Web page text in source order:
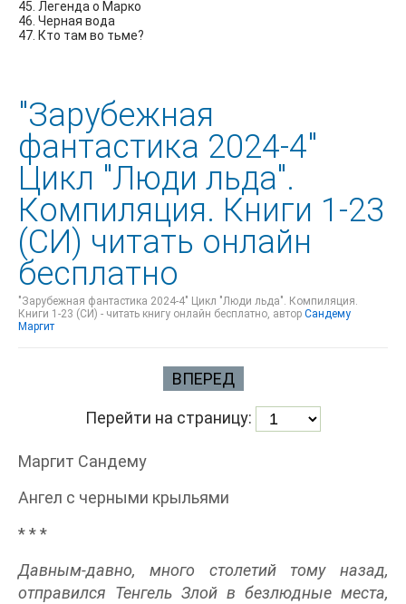
45. Легенда о Марко
46. Черная вода
47. Кто там во тьме?
"Зарубежная
фантастика 2024-4"
Цикл "Люди льда".
Компиляция. Книги 1-23
(СИ) читать онлайн
бесплатно
"Зарубежная фантастика 2024-4" Цикл "Люди льда". Компиляция.
Книги 1-23 (СИ) - читать книгу онлайн бесплатно, автор Сандему
Маргит
ВПЕРЕД
Перейти на страницу:
Маргит Сандему
Ангел с черными крыльями
* * *
Давным-давно, много столетий тому назад,
отправился Тенгель Злой в безлюдные места,